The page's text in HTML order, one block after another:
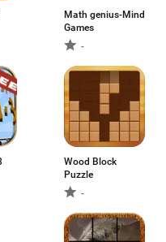
Math genius-Mind
Games
-
Wood Block
Puzzle
-